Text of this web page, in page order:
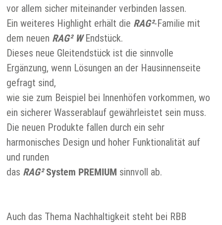
vor allem sicher miteinander verbinden lassen.
Ein weiteres Highlight erhält die RAG²-Familie mit
dem neuen RAG² WEndstück.
Dieses neue Gleitendstück ist die sinnvolle
Ergänzung, wenn Lösungen an der Hausinnenseite
gefragt sind,
wie sie zum Beispiel bei Innenhöfen vorkommen, wo
ein sicherer Wasserablauf gewährleistet sein muss.
Die neuen Produkte fallen durch ein sehr
harmonisches Design und hoher Funktionalität auf
und runden
das RAG²System PREMIUM sinnvoll ab.
Auch das Thema Nachhaltigkeit steht bei RBB